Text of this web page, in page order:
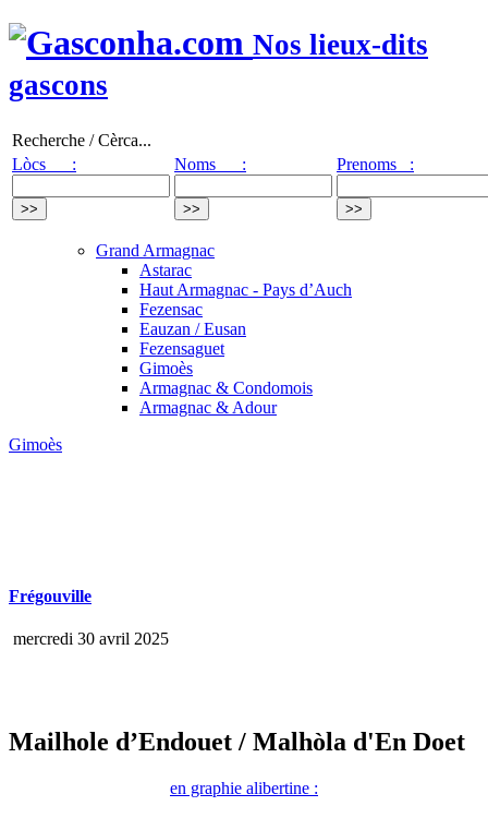
Nos lieux-dits
gascons
Recherche / Cèrca...
Lòcs :
Noms : Prenoms :
Grand Armagnac
Astarac
Haut Armagnac - Pays d’Auch
Fezensac
Eauzan / Eusan
Fezensaguet
Gimoès
Armagnac & Condomois
Armagnac & Adour
Gimoès
Frégouville
mercredi 30 avril 2025
Mailhole d’Endouet / Malhòla d'En Doet
en graphie alibertine :